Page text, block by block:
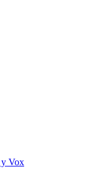
y Vox